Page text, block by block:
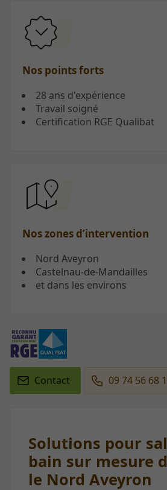
Nos points forts
28 ans d'expérience
Travail soigné
Certification RGE Qualibat
Nos zones d’intervention
Nord Aveyron
Castelnau-de-Mandailles
et dans les environs
Contact 09 74 56 68
Solutions pour
bain sur mesure
le Nord Aveyron